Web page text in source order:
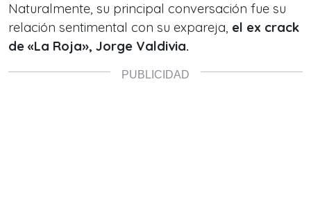
Naturalmente, su principal conversación fue su
relación sentimental con su expareja, el ex crack
de «La Roja», Jorge Valdivia.